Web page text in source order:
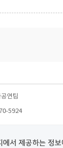
연팀
5924
에서 제공하는 정